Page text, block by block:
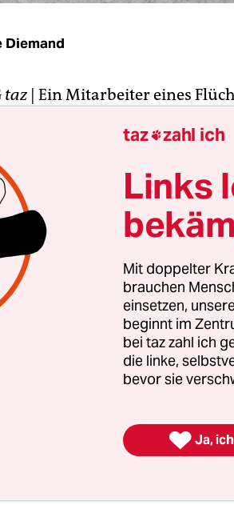
Diemand
taz | Ein Mitarbeiter eines
Mediziner der taz. Er möchte
bestätigen Innenbehörde und
„Fördern & Wohnen“ den
fortgeschrittenem TBC kam
Er infizierte sich offenbar
in einer Hamburger
mindestens acht Wochen
nicht mehr in der
Behandlung – weiter
taz zahl ich
Links
Mit doppelter
brauchen
einsetzen,
beginnt im
bei taz zahl ich
die linke,
bevor sie
 Ja,